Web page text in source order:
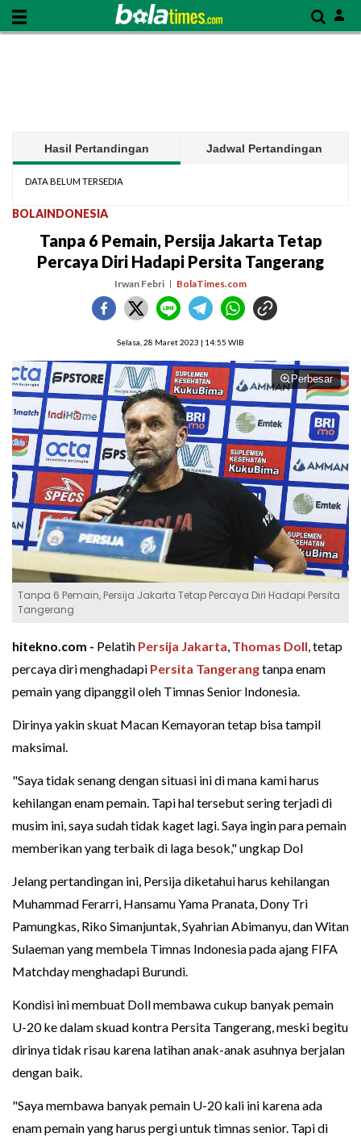
Hasil Pertandingan Jadwal Pertandingan
DATA BELUM TERSEDIA
BOLAINDONESIA
Tanpa 6 Pemain, Persija Jakarta Tetap
Percaya Diri Hadapi Persita Tangerang
Irwan Febri BolaTimes.com
Selasa, 28 Maret 2023 | 14:55 WIB
Perbesar
Tanpa 6 Pemain, Persija Jakarta Tetap Percaya Diri Hadapi Persita
Tangerang
hitekno.com - Pelatih Persija Jakarta, Thomas Doll, tetap
percaya diri menghadapi Persita Tangerangtanpa enam
pemain yang dipanggil oleh Timnas Senior Indonesia.
Dirinya yakin skuat Macan Kemayoran tetap bisa tampil
maksimal.
"Saya tidak senang dengan situasi ini di mana kami harus
kehilangan enam pemain. Tapi hal tersebut sering terjadi di
musim ini, saya sudah tidak kaget lagi. Saya ingin para pemain
memberikan yang terbaik di laga besok," ungkap Dol
Jelang pertandingan ini, Persija diketahui harus kehilangan
Muhammad Ferarri, Hansamu Yama Pranata, Dony Tri
Pamungkas, Riko Simanjuntak, Syahrian Abimanyu, dan Witan
Sulaeman yang membela Timnas Indonesia pada ajang FIFA
Matchday menghadapi Burundi.
Kondisi ini membuat Doll membawa cukup banyak pemain
U-20 ke dalam skuad kontra Persita Tangerang, meski begitu
dirinya tidak risau karena latihan anak-anak asuhnya berjalan
dengan baik.
"Saya membawa banyak pemain U-20 kali ini karena ada
enam pemain yang harus pergi untuk timnas senior. Tapi di